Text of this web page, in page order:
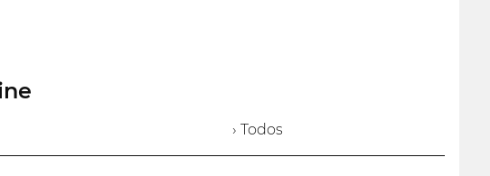
› Todos